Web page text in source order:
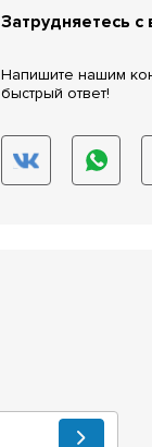
Затрудняетесь
Напишите нашим
быстрый ответ!